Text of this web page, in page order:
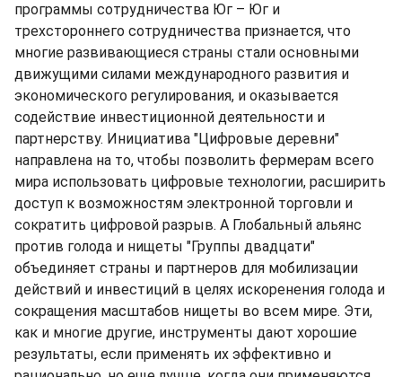
программы сотрудничества Юг – Юг и
трехстороннего сотрудничества признается, что
многие развивающиеся страны стали основными
движущими силами международного развития и
экономического регулирования, и оказывается
содействие инвестиционной деятельности и
партнерству. Инициатива "Цифровые деревни"
направлена на то, чтобы позволить фермерам всего
мира использовать цифровые технологии, расширить
доступ к возможностям электронной торговли и
сократить цифровой разрыв. А Глобальный альянс
против голода и нищеты "Группы двадцати"
объединяет страны и партнеров для мобилизации
действий и инвестиций в целях искоренения голода и
сокращения масштабов нищеты во всем мире. Эти,
как и многие другие, инструменты дают хорошие
результаты, если применять их эффективно и